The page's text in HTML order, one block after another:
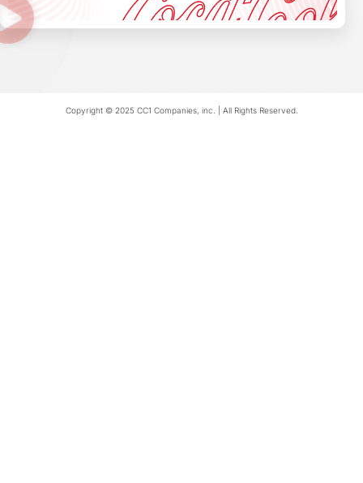
Copyright © 2025 CC1 Companies, inc. | All Rights Reserved.